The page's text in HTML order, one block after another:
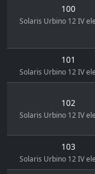
100
Solaris Urbino 12 IV
101
Solaris Urbino 12 IV
102
Solaris Urbino 12 IV
103
Solaris Urbino 12 IV